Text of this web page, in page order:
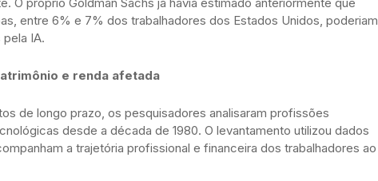
entre 6% e 7% dos trabalhadores dos Estados Unidos, poderiam
IA.
e renda afetada
de longo prazo, os pesquisadores analisaram profissões
desde a década de 1980. O levantamento utilizou dados
a trajetória profissional e financeira dos trabalhadores ao